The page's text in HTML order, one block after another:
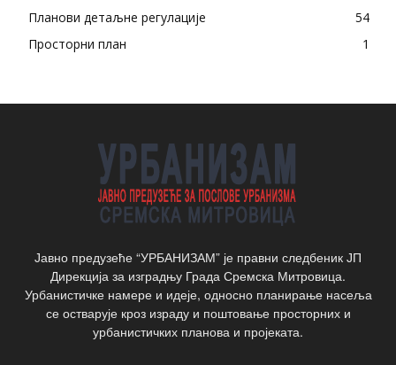
Планови детаљне регулације
54
Просторни план
1
Јавно предузеће “УРБАНИЗАМ” је правни следбеник ЈП
Дирекција за изградњу Града Сремска Митровица.
Урбанистичке намере и идеје, односно планирање насеља
се остварује кроз израду и поштовање просторних и
урбанистичких планова и пројеката.